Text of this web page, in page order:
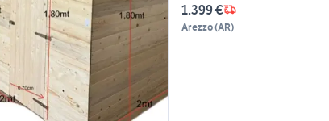
1.399 €
Arezzo(AR)